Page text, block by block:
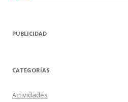
PUBLICIDAD
CATEGORÍAS
Actividades